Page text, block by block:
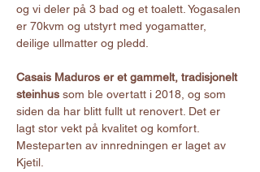
og vi deler på 3 bad og et toalett. Yogasalen
er 70kvm og utstyrt med yogamatter,
deilige ullmatter og pledd.
Casais Maduros er et gammelt, tradisjonelt
steinhus som ble overtatt i 2018, og som
siden da har blitt fullt ut renovert. Det er
lagt stor vekt på kvalitet og komfort.
Mesteparten av innredningen er laget av
Kjetil.